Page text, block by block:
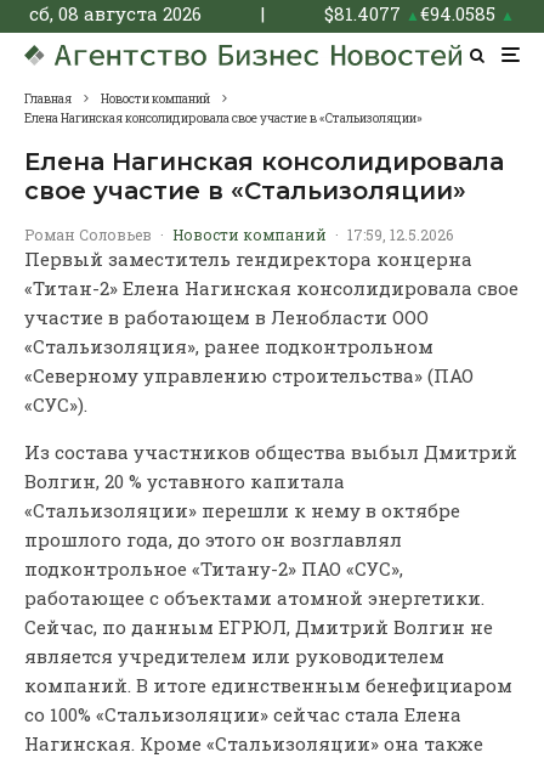
сб, 08 августа 2026 | $81.4077 ▲€94.0585 ▲
Главная
Новости компаний
Елена Нагинская консолидировала свое участие в «Стальизоляции»
Елена Нагинская консолидировала
свое участие в «Стальизоляции»
Роман Соловьев · Новости компаний · 17:59, 12.5.2026
Первый заместитель гендиректора концерна
«Титан-2» Елена Нагинская консолидировала свое
участие в работающем в Ленобласти ООО
«Стальизоляция», ранее подконтрольном
«Северному управлению строительства» (ПАО
«СУС»).
Из состава участников общества выбыл Дмитрий
Волгин, 20 % уставного капитала
«Стальизоляции» перешли к нему в октябре
прошлого года, до этого он возглавлял
подконтрольное «Титану-2» ПАО «СУС»,
работающее с объектами атомной энергетики.
Сейчас, по данным ЕГРЮЛ, Дмитрий Волгин не
является учредителем или руководителем
компаний. В итоге единственным бенефициаром
со 100% «Стальизоляции» сейчас стала Елена
Нагинская. Кроме «Стальизоляции» она также